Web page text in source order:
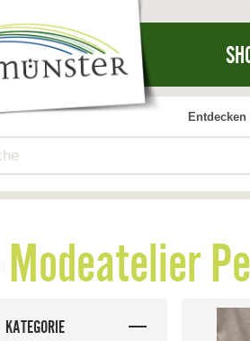
Modeatelier
KATEGORIE